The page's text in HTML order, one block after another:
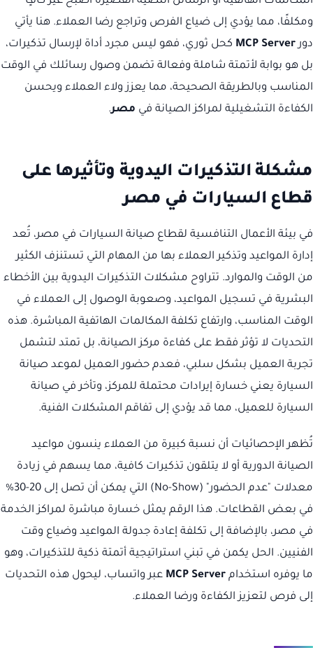
ومكلفًا، مما يؤدي إلى ضياع الفرص وتراجع رضا العملاء. هنا يأتي
دور MCP Server كحل ثوري، فهو ليس مجرد أداة لإرسال تذكيرات،
بل هو بوابة لأتمتة شاملة وفعالة تضمن وصول رسائلك في الوقت
المناسب وبالطريقة الصحيحة، مما يعزز ولاء العملاء ويحسن
الكفاءة التشغيلية لمراكز الصيانة في مصر.
مشكلة التذكيرات اليدوية وتأثيرها على
قطاع السيارات في مصر
في بيئة الأعمال التنافسية لقطاع صيانة السيارات في مصر، تُعد
إدارة المواعيد وتذكير العملاء بها من المهام التي تستنزف الكثير
من الوقت والموارد. تتراوح مشكلات التذكيرات اليدوية بين الأخطاء
البشرية في تسجيل المواعيد، وصعوبة الوصول إلى العملاء في
الوقت المناسب، وارتفاع تكلفة المكالمات الهاتفية المباشرة. هذه
التحديات لا تؤثر فقط على كفاءة مركز الصيانة، بل تمتد لتشمل
تجربة العميل بشكل سلبي، فعدم حضور العميل لموعد صيانة
السيارة يعني خسارة إيرادات محتملة للمركز، وتأخر في صيانة
السيارة للعميل، مما قد يؤدي إلى تفاقم المشكلات الفنية.
تُظهر الإحصائيات أن نسبة كبيرة من العملاء ينسون مواعيد
الصيانة الدورية أو لا يتلقون تذكيرات كافية، مما يسهم في زيادة
معدلات "عدم الحضور" (No-Show) التي يمكن أن تصل إلى 20-30%
في بعض القطاعات. هذا الرقم يمثل خسارة مباشرة لمراكز الخدمة
في مصر، بالإضافة إلى تكلفة إعادة جدولة المواعيد وضياع وقت
الفنيين. الحل يكمن في تبني استراتيجية أتمتة ذكية للتذكيرات، وهو
ما يوفره استخدام MCP Server عبر واتساب، ليحول هذه التحديات
إلى فرص لتعزيز الكفاءة ورضا العملاء.